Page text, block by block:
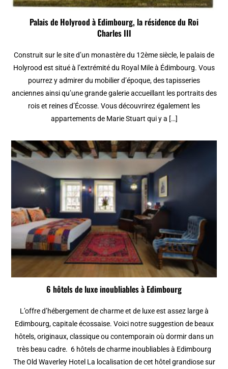
Palais de Holyrood à Edimbourg, la résidence du Roi
Charles III
Construit sur le site d’un monastère du 12ème siècle, le palais de
Holyrood est situé à l’extrémité du Royal Mile à Édimbourg. Vous
pourrez y admirer du mobilier d’époque, des tapisseries
anciennes ainsi qu’une grande galerie accueillant les portraits des
rois et reines d’Écosse. Vous découvrirez également les
appartements de Marie Stuart qui y a […]
6 hôtels de luxe inoubliables à Edimbourg
L’offre d’hébergement de charme et de luxe est assez large à
Edimbourg, capitale écossaise. Voici notre suggestion de beaux
hôtels, originaux, classique ou contemporain où dormir dans un
très beau cadre. 6 hôtels de charme inoubliables à Edimbourg
The Old Waverley Hotel La localisation de cet hôtel grandiose sur